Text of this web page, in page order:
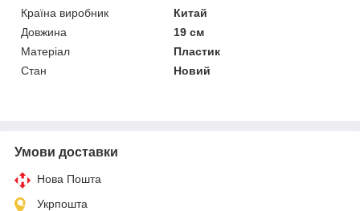
Країна виробник
Китай
Довжина
19 см
Матеріал
Пластик
Стан
Новий
Умови доставки
Нова Пошта
Укрпошта